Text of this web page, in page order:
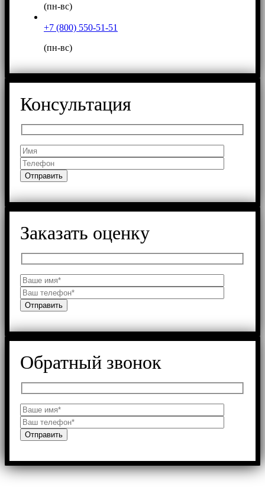
(пн-вс)
+7 (800) 550-51-51
(пн-вс)
Консультация
Заказать оценку
Обратный звонок